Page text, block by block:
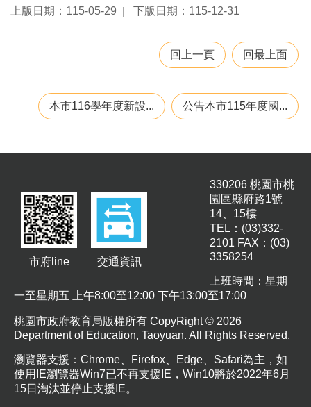
務
訊
資
訊
開
育
上版日期：115-05-29 下版日期：115-12-31
回上一頁 回最上面
本市116學年度新設... 公告本市115年度國...
市府line 交通資訊
330206 桃園市桃
園區縣府路1號
14、15樓
TEL：(03)332-
2101 FAX：(03)
3358254
上班時間：星期
一至星期五 上午8:00至12:00 下午13:00至17:00
桃園市政府教育局版權所有 CopyRight © 2026
Department of Education, Taoyuan. All Rights Reserved.
瀏覽器支援：Chrome、Firefox、Edge、Safari為主，如
使用IE瀏覽器Win7已不再支援IE，Win10將於2022年6月
15日淘汰並停止支援IE。